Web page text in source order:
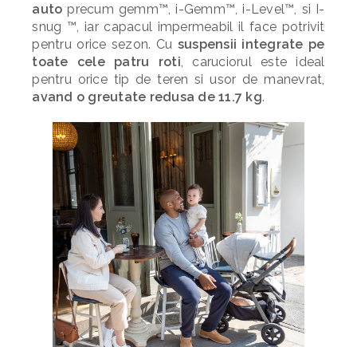
auto precum gemm™, i-Gemm™, i-Level™, si I-
snug ™, iar capacul impermeabil il face potrivit
pentru orice sezon. Cu suspensii integrate pe
toate cele patru roti, caruciorul este ideal
pentru orice tip de teren si usor de manevrat,
avand o greutate redusa de 11.7 kg.